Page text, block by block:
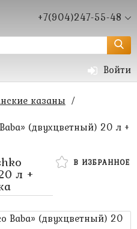
+7(904)247-55-48
Войти
казаны /
(двухцветный) 20 л +
В ИЗБРАННОЕ
л +